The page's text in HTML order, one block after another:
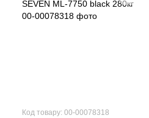
Код товару: 00-00078318